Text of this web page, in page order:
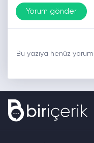
Bu yazıya henüz